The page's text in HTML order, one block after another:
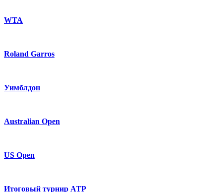
WTA
Roland Garros
Уимблдон
Australian Open
US Open
Итоговый турнир ATP